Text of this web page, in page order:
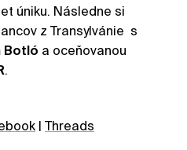
úniku. Následne si
z Transylvánie s
Botló a oceňovanou
.
| Threads